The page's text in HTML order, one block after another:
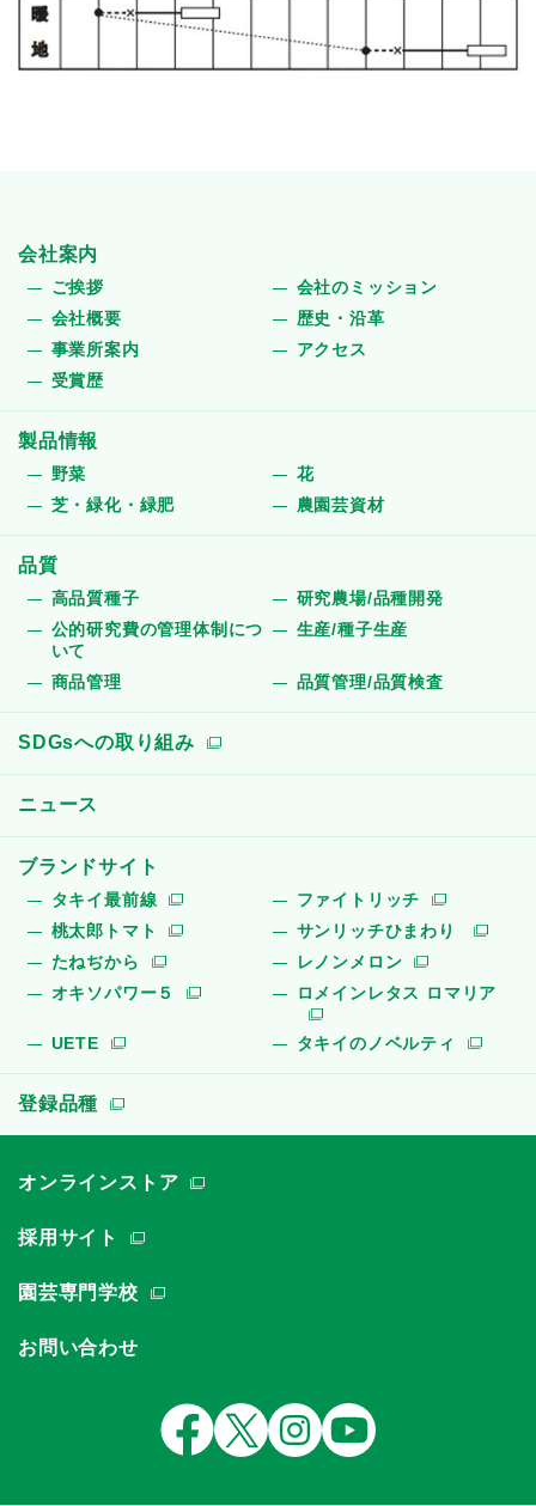
会社案内
ご挨拶
会社のミッション
会社概要
歴史・沿革
事業所案内
アクセス
受賞歴
製品情報
野菜
花
芝・緑化・緑肥
農園芸資材
品質
高品質種子
研究農場/品種開発
公的研究費の管理体制につ
いて
生産/種子生産
商品管理 品質管理/品質検査
SDGsへの取り組み
ニュース
ブランドサイト
タキイ最前線
ファイトリッチ
桃太郎トマト
サンリッチひまわり
たねぢから
レノンメロン
オキソパワー５
ロメインレタス ロマリア
UETE タキイのノベルティ
登録品種
オンラインストア
採用サイト
園芸専門学校
お問い合わせ